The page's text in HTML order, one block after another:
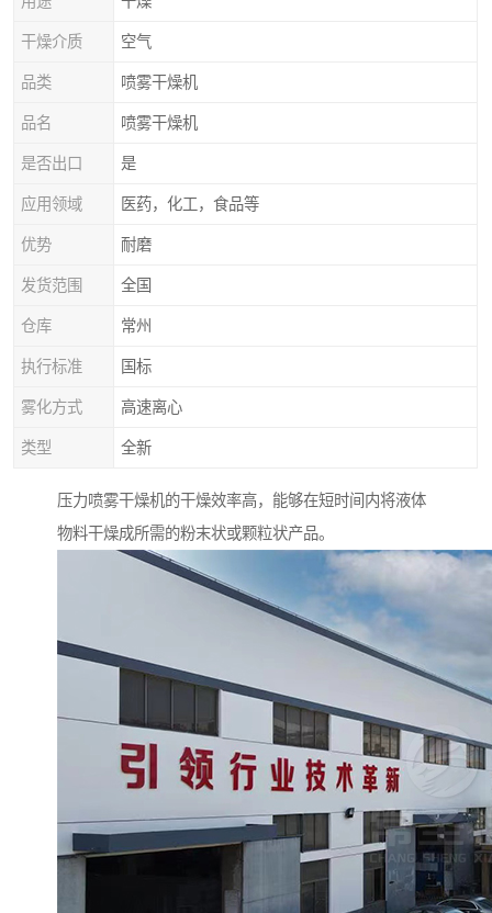
干燥介质 空气
品类 喷雾干燥机
品名 喷雾干燥机
是否出口 是
应用领域 医药，化工，食品等
优势 耐磨
发货范围 全国
仓库 常州
执行标准 国标
雾化方式 高速离心
类型 全新
压力喷雾干燥机的干燥效率高，能够在短时间内将液体
物料干燥成所需的粉末状或颗粒状产品。